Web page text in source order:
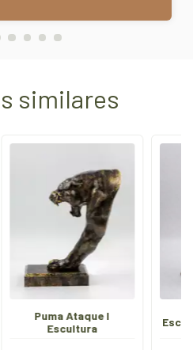
similares
Puma Ataque I
Escultura